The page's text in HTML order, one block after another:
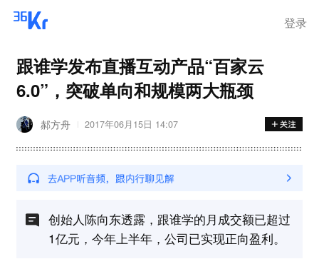
登录
跟谁学发布直播互动产品“百家云
6.0”，突破单向和规模两大瓶颈
郝方舟 2017年06月15日 14:07
创始人陈向东透露，跟谁学的月成交额已超过
1亿元，今年上半年，公司已实现正向盈利。